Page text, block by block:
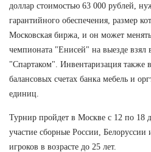
доллар стоимостью 63 000 рублей,
гарантийного обеспечения, размер
Московская биржа, и он может
чемпионата "Енисей" на выезде взял
"Спартаком". Инвентаризация также
балансовых счетах банка мебель и
единиц.
Турнир пройдет в Москве с 12 по 18
участие сборные России, Белоруссии
игроков в возрасте до 25 лет.